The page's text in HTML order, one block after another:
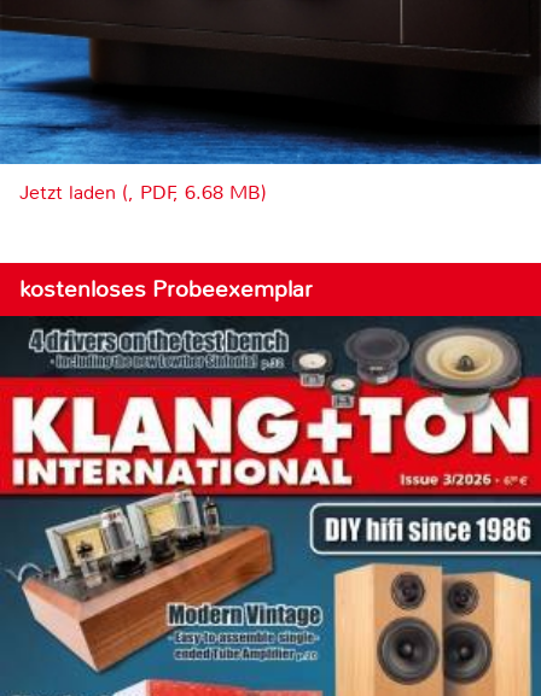
Jetzt laden (, PDF, 6.68 MB)
kostenloses Probeexemplar